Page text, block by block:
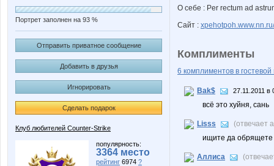
Портрет заполнен на 93 %
Отправить приватное сообщение
Добавить в друзья
Игнорировать
Сделать подарок
Клуб любителей Counter-Strike
популярность:
3364 место
рейтинг 6974 ?
О себе : Per rectum ad
Сайт : xpehotpoh.www.nn.ru/
Комплименты
6 комплиментов в гостевой
Bak$ 27.11.2011 в
всё это хуйня, сань
Lisss
(отвечает
ищите да обрящете
Аллиса